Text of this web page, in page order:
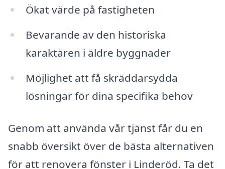
Ökat värde på fastigheten
Bevarande av den historiska
karaktären i äldre byggnader
Möjlighet att få skräddarsydda
lösningar för dina specifika behov
Genom att använda vår tjänst får du en
snabb översikt över de bästa alternativen
för att renovera fönster i Linderöd. Ta det